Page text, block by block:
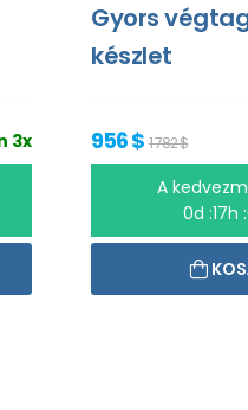
3x
Gyors
készlet
956 $1 782 $
A
0d :17h